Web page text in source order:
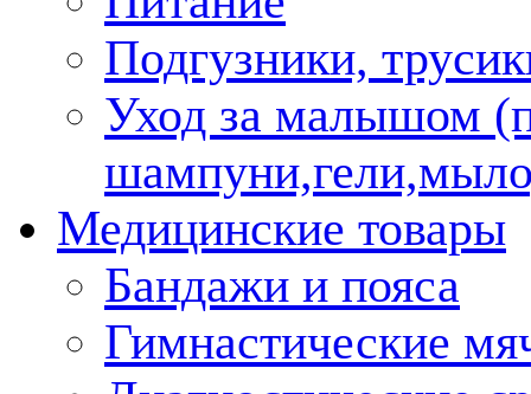
Подгузники,
Уход за малышом
Медицинские товары
Бандажи и пояса
Гимнастические